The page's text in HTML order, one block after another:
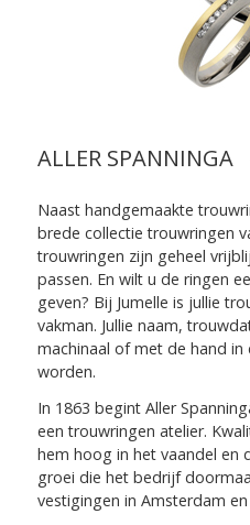
ALLER SPANNINGA
Naast handgemaakte
brede collectie trouwringen
trouwringen zijn geheel
passen. En wilt u de ringen
geven? Bij Jumelle is jullie
vakman. Jullie naam,
machinaal of met de hand
worden.
In 1863 begint Aller
een trouwringen atelier.
hem hoog in het vaandel en
groei die het bedrijf
vestigingen in Amsterdam